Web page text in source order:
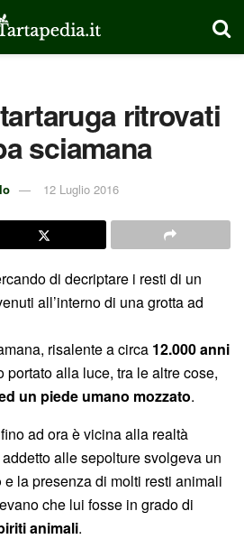
ritrovati
sciamana
12 Luglio 2016
di decriptare i resti di un
all’interno di una grotta ad
risalente a circa 12.000 anni
portato alla luce, tra le altre cose,
un piede umano mozzato.
ad ora è vicina alla realtà
alle sepolture svolgeva un
e la presenza di molti resti animali
che lui fosse in grado di
animali.